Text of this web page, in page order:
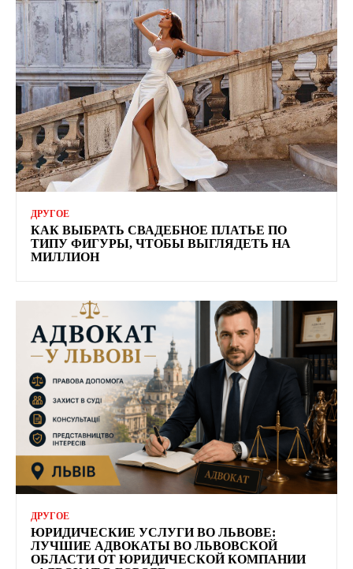
ДРУГОЕ
КАК ВЫБРАТЬ СВАДЕБНОЕ ПЛАТЬЕ ПО
ТИПУ ФИГУРЫ, ЧТОБЫ ВЫГЛЯДЕТЬ НА
МИЛЛИОН
ДРУГОЕ
ЮРИДИЧЕСКИЕ УСЛУГИ ВО ЛЬВОВЕ:
ЛУЧШИЕ АДВОКАТЫ ВО ЛЬВОВСКОЙ
ОБЛАСТИ ОТ ЮРИДИЧЕСКОЙ КОМПАНИИ